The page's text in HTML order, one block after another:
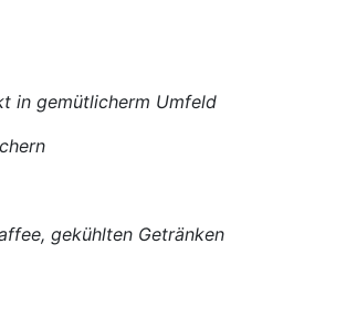
in gemütlicherm Umfeld
gekühlten Getränken